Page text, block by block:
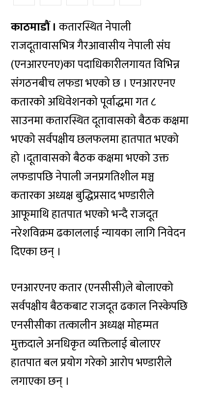
काठमाडौं । कतारस्थित नेपाली
राजदूतावासभित्र गैरआवासीय नेपाली संघ
(एनआरएनए)का पदाधिकारीलगायत विभिन्न
संगठनबीच लफडा भएको छ । एनआरएनए
कतारको अधिवेशनको पूर्वाद्धमा गत ८
साउनमा कतारस्थित दूतावासको बैठक कक्षमा
भएको सर्वपक्षीय छलफलमा हातपात भएको
हो ।दूतावासको बैठक कक्षमा भएको उक्त
लफडापछि नेपाली जनप्रगतिशील मञ्च
कतारका अध्यक्ष बुद्धिप्रसाद भण्डारीले
आफूमाथि हातपात भएको भन्दै राजदूत
नरेशविक्रम ढकाललाई न्यायका लागि निवेदन
दिएका छन् ।
एनआरएनए कतार (एनसीसी)ले बोलाएको
सर्वपक्षीय बैठकबाट राजदूत ढकाल निस्केपछि
एनसीसीका तत्कालीन अध्यक्ष मोहम्मत
मुक्तदाले अनधिकृत व्यक्तिलाई बोलाएर
हातपात बल प्रयोग गरेको आरोप भण्डारीले
लगाएका छन् ।